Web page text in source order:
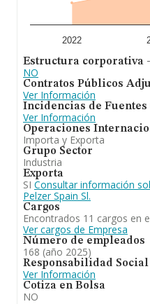
cuyas ventas han
empleados es de 49. La
constitución es de 27
En definitiva, la actividad
producción, distribución y
componentes de piezas
interior del automovil. En
compañía ha escalado
aunque frente al 2023, en
las empresas en España,
2022
Estructura corporativa
NO
Contratos Públicos
Ver Información
Incidencias de Fuentes
Ver Información
Operaciones
Importa y Exporta
Grupo Sector
Industria
Exporta
SI Consultar información
Pelzer Spain Sl.
Cargos
Encontrados 11 cargos en
Ver cargos de Empresa
Número de empleados
168 (año 2025)
Responsabilidad
Ver Información
Cotiza en Bolsa
NO